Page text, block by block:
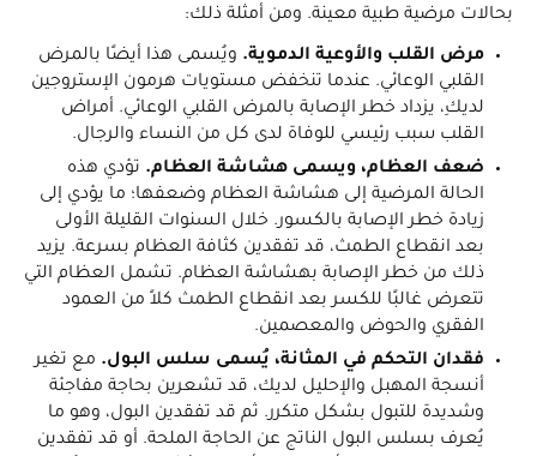
بحالات مرضية طبية معينة. ومن أمثلة ذلك:
مرض القلب والأوعية الدموية. ويُسمى هذا أيضًا بالمرض
القلبي الوعائي. عندما تنخفض مستويات هرمون الإستروجين
لديكِ، يزداد خطر الإصابة بالمرض القلبي الوعائي. أمراض
القلب سبب رئيسي للوفاة لدى كل من النساء والرجال.
ضعف العظام، ويسمى هشاشة العظام. تؤدي هذه
الحالة المرضية إلى هشاشة العظام وضعفها؛ ما يؤدي إلى
زيادة خطر الإصابة بالكسور. خلال السنوات القليلة الأولى
بعد انقطاع الطمث، قد تفقدين كثافة العظام بسرعة. يزيد
ذلك من خطر الإصابة بهشاشة العظام. تشمل العظام التي
تتعرض غالبًا للكسر بعد انقطاع الطمث كلاً من العمود
الفقري والحوض والمعصمين.
فقدان التحكم في المثانة، يُسمى سلس البول. مع تغير
أنسجة المهبل والإحليل لديك، قد تشعرين بحاجة مفاجئة
وشديدة للتبول بشكل متكرر. ثم قد تفقدين البول، وهو ما
يُعرف بسلس البول الناتج عن الحاجة الملحة. أو قد تفقدين